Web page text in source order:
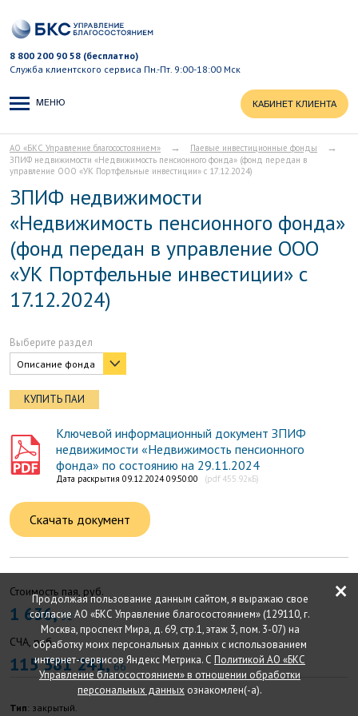
Продолжая пользование данным сайтом, я выражаю свое
согласие АО «БКС Управление благосостоянием» (129110, г.
Москва, проспект Мира, д. 69, стр.1, этаж 3, пом. 3-07) на
обработку моих персональных данных с использованием
интернет-сервисов Яндекс Метрика. С Политикой АО «БКС
Управление благосостоянием» в отношении обработки
персональных данных ознакомлен(-а).
×
8 800 200 90 58 (бесплатно)
Служба клиентского сервиса Пн.-Пт. 9:00-18:00 Мск
КАБИНЕТ КЛИЕНТА
МЕНЮ
АО «БКС Управление благосостоянием» → Паевые инвестиционные фонды →
ЗПИФ недвижимости «Недвижимость пенсионного фонда» (фонд передан в
управление ООО «УК Портфельные инвестиции» с 17.12.2024)
ЗПИФ недвижимости
«Недвижимость пенсионного фонда»
(фонд передан в управление ООО
«УК Портфельные инвестиции» с
17.12.2024)
Выберите раздел
Описание фонда
КУПИТЬ ПАИ
Ключевой информационный документ ЗПИФ
недвижимости «Недвижимость пенсионного
фонда» по состоянию на 29.11.2024
Дата раскрытия 09.12.2024 09:50:00 (pdf 455.92кБ)
Скачать документ
Стоимость пая, руб.
1 636,32
СЧА, руб.
115 381 241,66
Тип: закрытый.